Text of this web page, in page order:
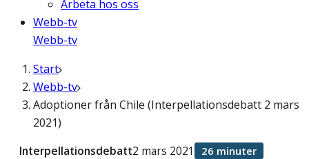
Arbeta hos oss
Webb-tv
Webb-tv
Start
Webb-tv
Adoptioner från Chile (Interpellationsdebatt 2 mars
2021)
Interpellationsdebatt2 mars 2021 26 minuter